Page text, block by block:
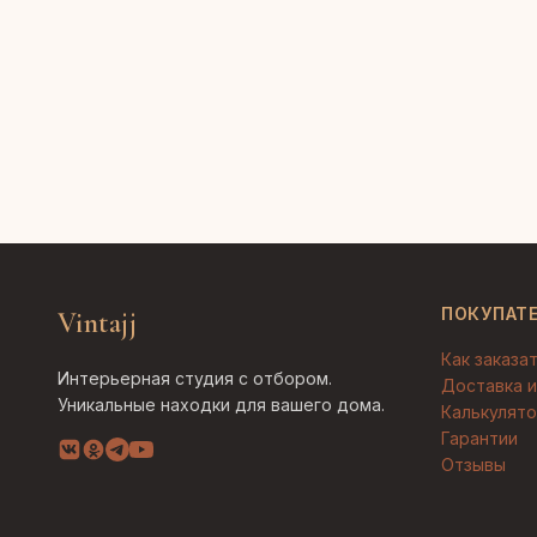
Vintajj
Интерьерная студия с отбором.
Уникальные находки для вашего дома.
Как
Доставка
Гарантии
Отзывы